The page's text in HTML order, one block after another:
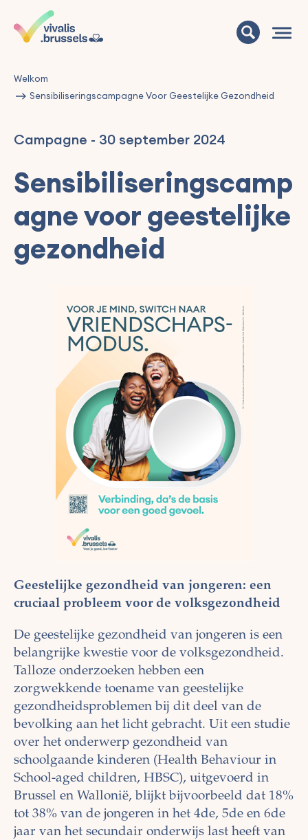
Welkom
Sensibiliseringscampagne Voor Geestelijke Gezondheid
Campagne - 30 september 2024
Sensibiliseringscamp
agne voor geestelijke
gezondheid
Geestelijke gezondheid van jongeren: een
cruciaal probleem voor de volksgezondheid
De geestelijke gezondheid van jongeren is een
belangrijke kwestie voor de volksgezondheid.
Talloze onderzoeken hebben een
zorgwekkende toename van geestelijke
gezondheidsproblemen bij dit deel van de
bevolking aan het licht gebracht. Uit een studie
over het onderwerp gezondheid van
schoolgaande kinderen (Health Behaviour in
School-aged children, HBSC), uitgevoerd in
Brussel en Wallonië, blijkt bijvoorbeeld dat 18%
tot 38% van de jongeren in het 4de, 5de en 6de
jaar van het secundair onderwijs last heeft van